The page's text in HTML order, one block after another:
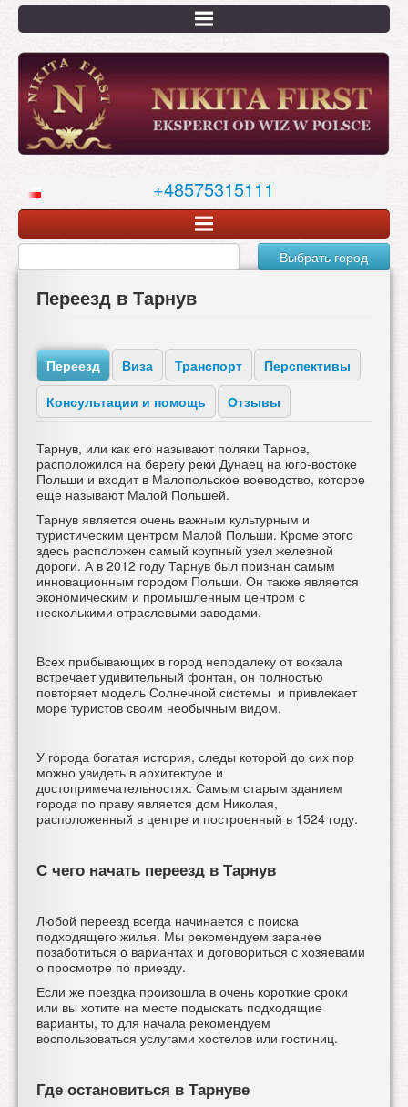
Перейти
основному
содержанию
+48575315111
Выбрать город
Переезд в Тарнув
Переезд Виза Транспорт
Перспективы
Консультации и помощь
Отзывы
Тарнув, или как его называют поляки Тарнов,
расположился на берегу реки Дунаец на юго-востоке
Польши и входит в Малопольское воеводство, которое
еще называют Малой Польшей.
Тарнув является очень важным культурным и
туристическим центром Малой Польши. Кроме этого
здесь расположен самый крупный узел железной
дороги. А в 2012 году Тарнув был признан самым
инновационным городом Польши. Он также является
экономическим и промышленным центром с
несколькими отраслевыми заводами.
Всех прибывающих в город неподалеку от вокзала
встречает удивительный фонтан, он полностью
повторяет модель Солнечной системы и привлекает
море туристов своим необычным видом.
У города богатая история, следы которой до сих пор
можно увидеть в архитектуре и
достопримечательностях. Самым старым зданием
города по праву является дом Николая,
расположенный в центре и построенный в 1524 году.
С чего начать переезд в Тарнув
Любой переезд всегда начинается с поиска
подходящего жилья. Мы рекомендуем заранее
позаботиться о вариантах и договориться с хозяевами
о просмотре по приезду.
Если же поездка произошла в очень короткие сроки
или вы хотите на месте подыскать подходящие
варианты, то для начала рекомендуем
воспользоваться услугами хостелов или гостиниц.
Где остановиться в Тарнуве